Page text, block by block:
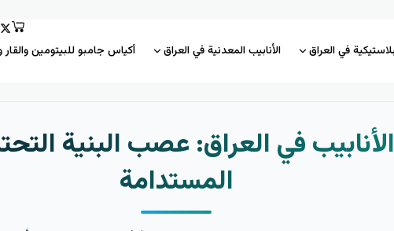
في العراق الأنابيب المعدنية في العراق أكياس جامبو للبيتومين والقار
في العراق: عصب البنية
المستدامة